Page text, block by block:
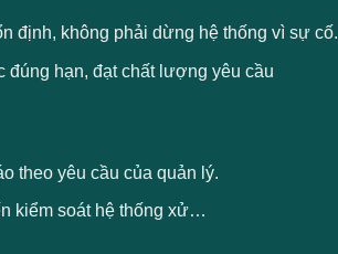
định, không phải dừng hệ thống vì sự cố.
đúng hạn, đạt chất lượng yêu cầu
theo yêu cầu của quản lý.
kiểm soát hệ thống xử…